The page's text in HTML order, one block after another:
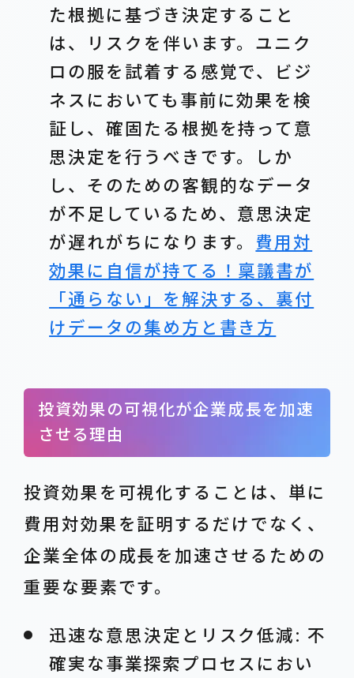
た根拠に基づき決定すること
は、リスクを伴います。ユニク
ロの服を試着する感覚で、ビジ
ネスにおいても事前に効果を検
証し、確固たる根拠を持って意
思決定を行うべきです。しか
し、そのための客観的なデータ
が不足しているため、意思決定
が遅れがちになります。 費用対
効果に自信が持てる！稟議書が
「通らない」を解決する、裏付
けデータの集め方と書き方
投資効果の可視化が企業成長を加速
させる理由
投資効果を可視化することは、単に
費用対効果を証明するだけでなく、
企業全体の成長を加速させるための
重要な要素です。
迅速な意思決定とリスク低減: 不
確実な事業探索プロセスにおい